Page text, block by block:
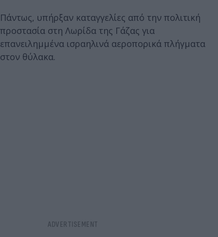
Πάντως, υπήρξαν καταγγελίες από την πολιτική
προστασία στη Λωρίδα της Γάζας για
επανειλημμένα ισραηλινά αεροπορικά πλήγματα
στον θύλακα.